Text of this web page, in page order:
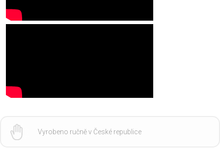
Vyrobeno ručně v České republice